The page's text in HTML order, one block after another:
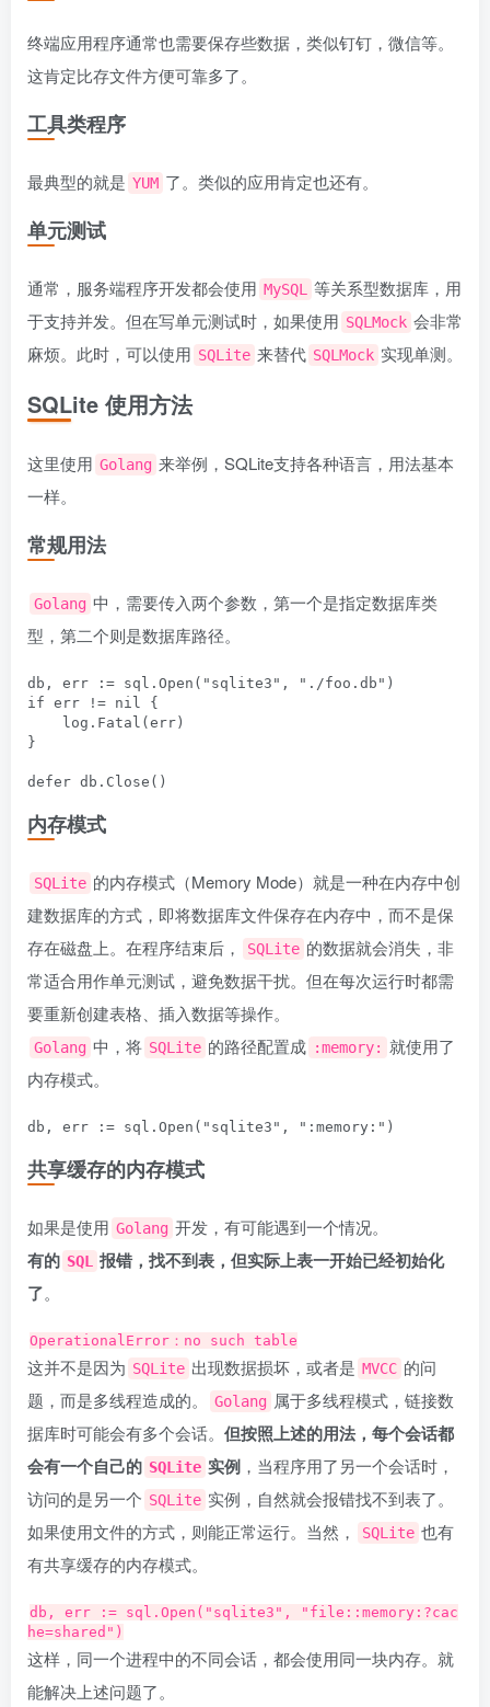
终端应用程序通常也需要保存些数据，类似钉钉，微信等。
这肯定比存文件方便可靠多了。
工具类程序
最典型的就是 YUM 了。类似的应用肯定也还有。
单元测试
通常，服务端程序开发都会使用 MySQL
等关系型数据库，用
于支持并发。但在写单元测试时，如果使用 SQLMock 会非常
麻烦。此时，可以使用 SQLite 来替代 SQLMock 实现单测。
SQLite 使用方法
这里使用 Golang 来举例，SQLite支持各种语言，用法基本
一样。
常规用法
Golang 中，需要传入两个参数，第一个是指定数据库类
型，第二个则是数据库路径。
db, err := sql.Open("sqlite3", "./foo.db")
if err != nil {
}
defer db.Close()
内存模式
SQLite 的内存模式（Memory Mode）就是一种在内存中创
建数据库的方式，即将数据库文件保存在内存中，而不是保
存在磁盘上。在程序结束后，
SQLite 的数据就会消失，非
常适合用作单元测试，避免数据干扰。但在每次运行时都需
要重新创建表格、插入数据等操作。
Golang 中，将 SQLite 的路径配置成 :memory:
就使用了
内存模式。
db, err := sql.Open("sqlite3", ":memory:")
共享缓存的内存模式
如果是使用 Golang 开发，有可能遇到一个情况。
有的 SQL
报错，找不到表，但实际上表一开始已经初始化
了。
OperationalError：no such table
这并不是因为 SQLite 出现数据损坏，或者是 MVCC 的问
题，而是多线程造成的。
Golang 属于多线程模式，链接数
据库时可能会有多个会话。 但按照上述的用法，每个会话都
会有一个自己的 SQLite 实例 ，当程序用了另一个会话时，
访问的是另一个 SQLite 实例，自然就会报错找不到表了。
如果使用文件的方式，则能正常运行。当然，
SQLite 也有
有共享缓存的内存模式。
db, err := sql.Open("sqlite3", "file::memory:?cac
he=shared")
这样，同一个进程中的不同会话，都会使用同一块内存。就
能解决上述问题了。